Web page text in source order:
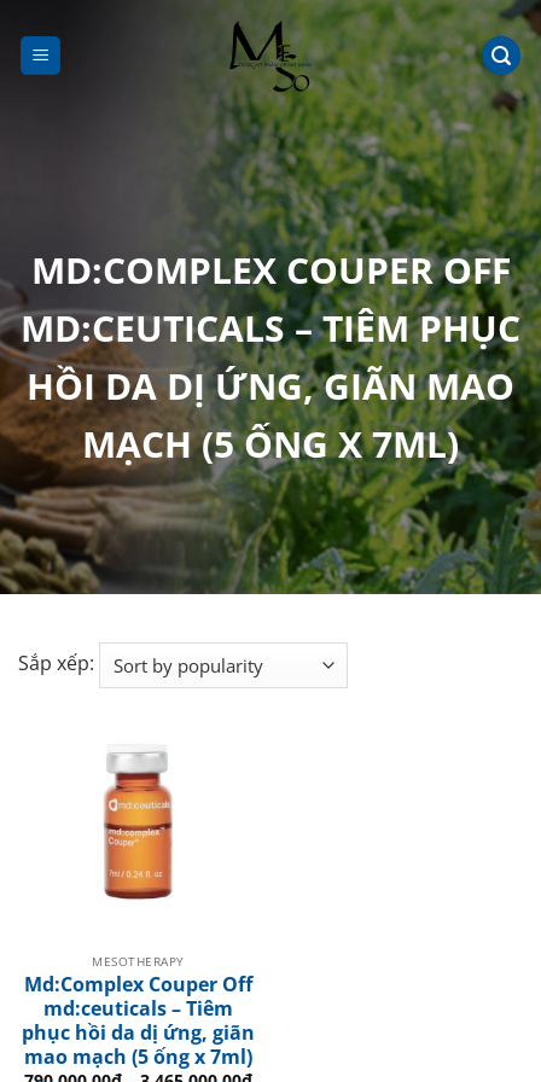
đến
nội
MD:COMPLEX COUPER OFF
MD:CEUTICALS – TIÊM PHỤC
HỒI DA DỊ ỨNG, GIÃN MAO
MẠCH (5 ỐNG X 7ML)
Sắp xếp:
MESOTHERAPY
Md:Complex Couper Off
md:ceuticals – Tiêm
phục hồi da dị ứng, giãn
mao mạch (5 ống x 7ml)